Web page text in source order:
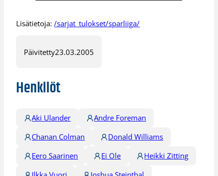
Lisätietoja:/sarjat_tulokset/sparliiga/
Päivitetty23.03.2005
Henkilöt
Aki Ulander
Andre Foreman
Chanan Colman
Donald Williams
Eero Saarinen
Ei Ole
Heikki Zitting